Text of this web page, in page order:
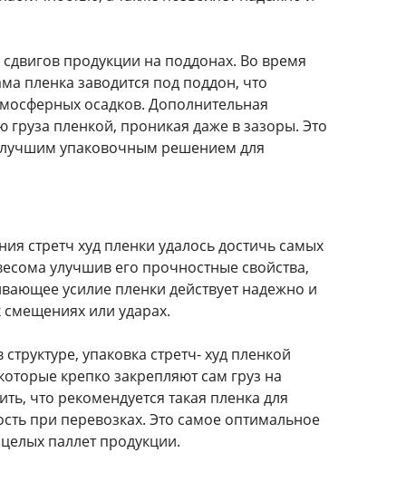
продукции на поддонах. Во время
пленка заводится под поддон, что
осадков. Дополнительная
груза пленкой, проникая даже в зазоры. Это
упаковочным решением для
стретч худ пленки удалось достичь самых
улучшив его прочностные свойства,
усилие пленки действует надежно и
или ударах.
упаковка стретч- худ пленкой
крепко закрепляют сам груз на
что рекомендуется такая пленка для
при перевозках. Это самое оптимальное
паллет продукции.